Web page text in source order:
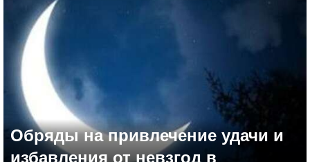
Обряды на привлечение удачи и
избавления от невзгод в